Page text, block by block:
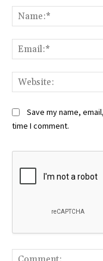
Save my name,
time I comment.